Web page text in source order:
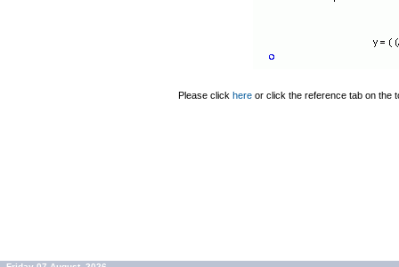
Please click here or click the reference tab on the